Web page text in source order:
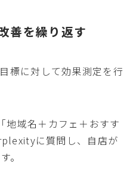
善を繰り返す
標に対して効果測定を行
地域名＋カフェ＋おすす
に質問し、自店が
。